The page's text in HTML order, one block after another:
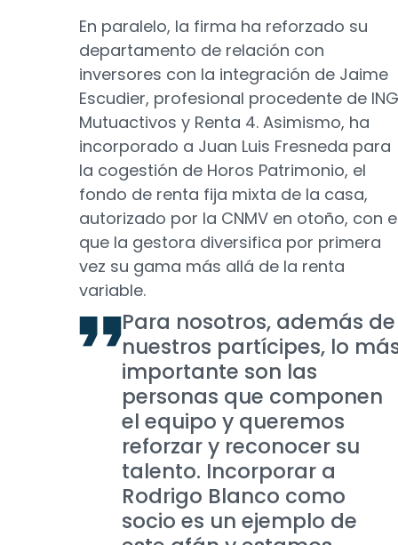
En paralelo, la firma ha reforzado su
departamento de relación con
inversores con la integración de Jaime
Escudier, profesional procedente de
Mutuactivos y Renta 4. Asimismo, ha
incorporado a Juan Luis Fresneda para
la cogestión de Horos Patrimonio, el
fondo de renta fija mixta de la casa,
autorizado por la CNMV en otoño, con
que la gestora diversifica por primera
vez su gama más allá de la renta
variable.
Para nosotros, además de
nuestros partícipes, lo
importante son las
personas que componen
el equipo y queremos
reforzar y reconocer su
talento. Incorporar a
Rodrigo Blanco como
socio es un ejemplo de